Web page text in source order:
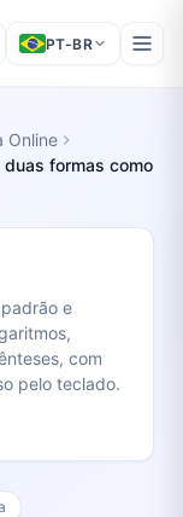
PT-BR
Online
formas como
e
com
pelo teclado.